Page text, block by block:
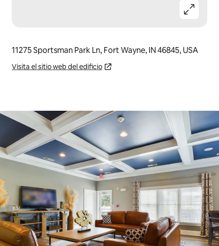
11275 Sportsman Park Ln, Fort Wayne, IN 46845, USA
Visita el sitio web del edificio